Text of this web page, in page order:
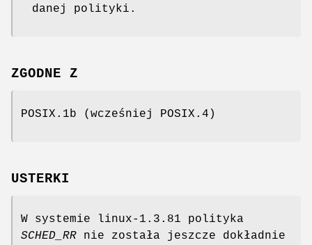
danej polityki.
ZGODNE Z
POSIX.1b (wcześniej POSIX.4)
USTERKI
W systemie linux-1.3.81 polityka
SCHED_RR nie została jeszcze dokładnie